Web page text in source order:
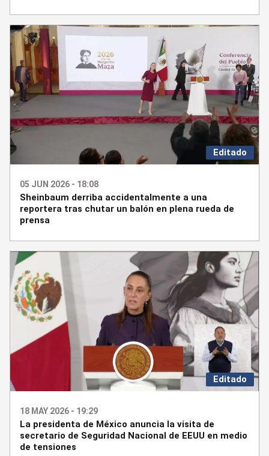
Editado
05 JUN 2026 - 18:08
Sheinbaum derriba accidentalmente a una
reportera tras chutar un balón en plena rueda de
prensa
Editado
18 MAY 2026 - 19:29
La presidenta de México anuncia la visita de
secretario de Seguridad Nacional de EEUU en medio
de tensiones